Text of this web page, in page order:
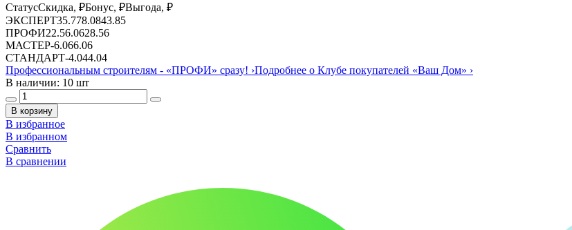
СтатусСкидка, ₽Бонус, ₽Выгода, ₽
ЭКСПЕРТ35.778.0843.85
ПРОФИ22.56.0628.56
МАСТЕР-6.066.06
СТАНДАРТ-4.044.04
Профессиональным строителям - «ПРОФИ» сразу! ›Подробнее о Клубе покупателей «Ваш Дом» ›
В наличии: 10 шт
В корзину
В избранное
В избранном
Сравнить
В сравнении